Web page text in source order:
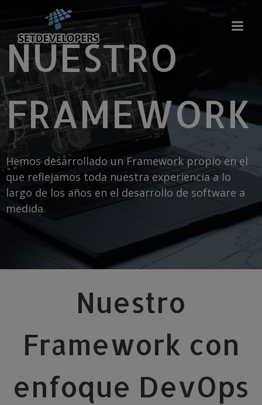
Saltar
al
contenido
NUESTRO
FRAMEWORK
Hemos desarrollado un Framework propio en el
que reflejamos toda nuestra experiencia a lo
largo de los años en el desarrollo de software a
medida.
Nuestro
Framework con
enfoque DevOps